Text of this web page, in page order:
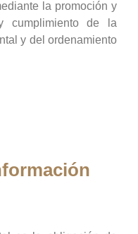
la promoción y
cumplimiento de la
y del ordenamiento